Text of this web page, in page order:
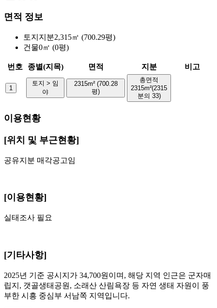
면적 정보
토지 지분2,315㎡ (700.29평)
건물0㎡ (0평)
번호 종별(지목) 면적 지분 비고
1
토지 > 임
야
2315m² (700.28
평)
총면적
2315m²(2315
분의 33)
이용현황
[위치 및 부근현황]
공유지분 매각공고임
[이용현황]
실태조사 필요
[기타사항]
2025년 기준 공시지가 34,700원이며, 해당 지역 인근은 군자매
립지, 갯골생태공원, 소래산 산림욕장 등 자연 생태 자원이 풍
부한 시흥 중심부 서남쪽 지역입니다.